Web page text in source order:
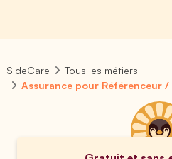
SideCare
Tous les métiers
Assurance pour Référenceur /